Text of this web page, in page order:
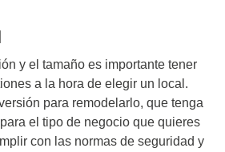
y el tamaño es importante tener
a la hora de elegir un local.
para remodelarlo, que tenga
el tipo de negocio que quieres
con las normas de seguridad y